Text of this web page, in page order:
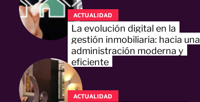
ACTUALIDAD
La evolución digital en la
gestión inmobiliaria: hacia una
administración moderna y
eficiente
ACTUALIDAD